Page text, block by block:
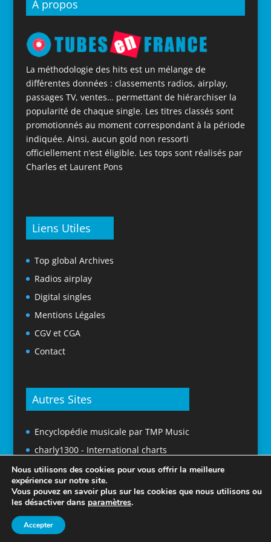
À propos
La méthodologie des hits est un mélange de
différentes données : classements radios, airplay,
passages TV, ventes… permettant de hiérarchiser la
popularité de chaque single. Les titres classés sont
promotionnés au moment correspondant à la période
indiquée. Ainsi, aucun gold non ressorti
officiellement n’est éligible. Les tops sont réalisés par
Charles et Laurent Pons
Liens Utiles
Top global Archives
Radios airplay
Digital singles
Mentions Légales
CGV et CGA
Contact
Autres Sites
Encyclopédie musicale par TMP Music
charly1300 - International charts
© 2025 Tubes En France. Tous droits réservés.
Nous utilisons des cookies pour vous offrir la meilleure
expérience sur notre site.
Vous pouvez en savoir plus sur les cookies que nous utilisons ou
les désactiver dans paramètres.
Accepter